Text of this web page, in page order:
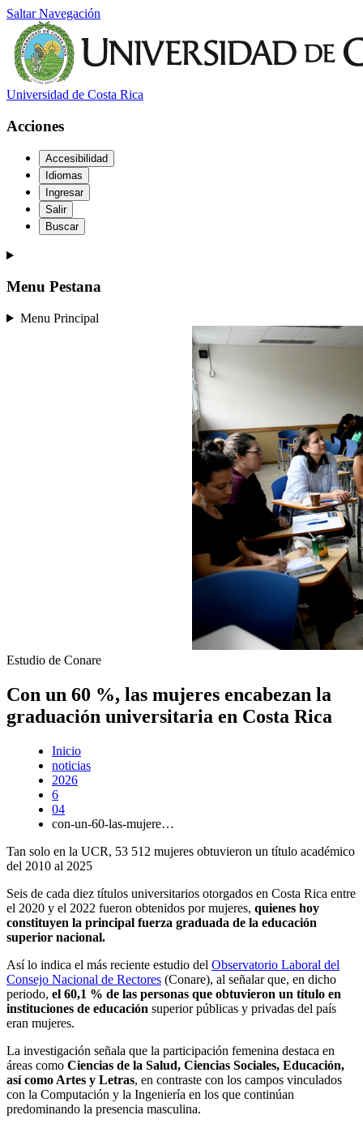
Saltar Navegación
Universidad de Costa Rica
Acciones
Accesibilidad
Idiomas
Ingresar
Salir
Buscar
Menu Pestana
Menu Principal
Estudio de Conare
Con un 60 %, las mujeres encabezan la
graduación universitaria en Costa Rica
Inicio
noticias
2026
6
04
con-un-60-las-mujere…
Tan solo en la UCR, 53 512 mujeres obtuvieron un título académico
del 2010 al 2025
Seis de cada diez títulos universitarios otorgados en Costa Rica entre
el 2020 y el 2022 fueron obtenidos por mujeres, quienes hoy
constituyen la principal fuerza graduada de la educación
superior nacional.
Así lo indica el más reciente estudio del Observatorio Laboral del
Consejo Nacional de Rectores (Conare), al señalar que, en dicho
periodo, el 60,1 % de las personas que obtuvieron un título en
instituciones de educación superior públicas y privadas del país
eran mujeres.
La investigación señala que la participación femenina destaca en
áreas como Ciencias de la Salud, Ciencias Sociales, Educación,
así como Artes y Letras, en contraste con los campos vinculados
con la Computación y la Ingeniería en los que continúan
predominando la presencia masculina.